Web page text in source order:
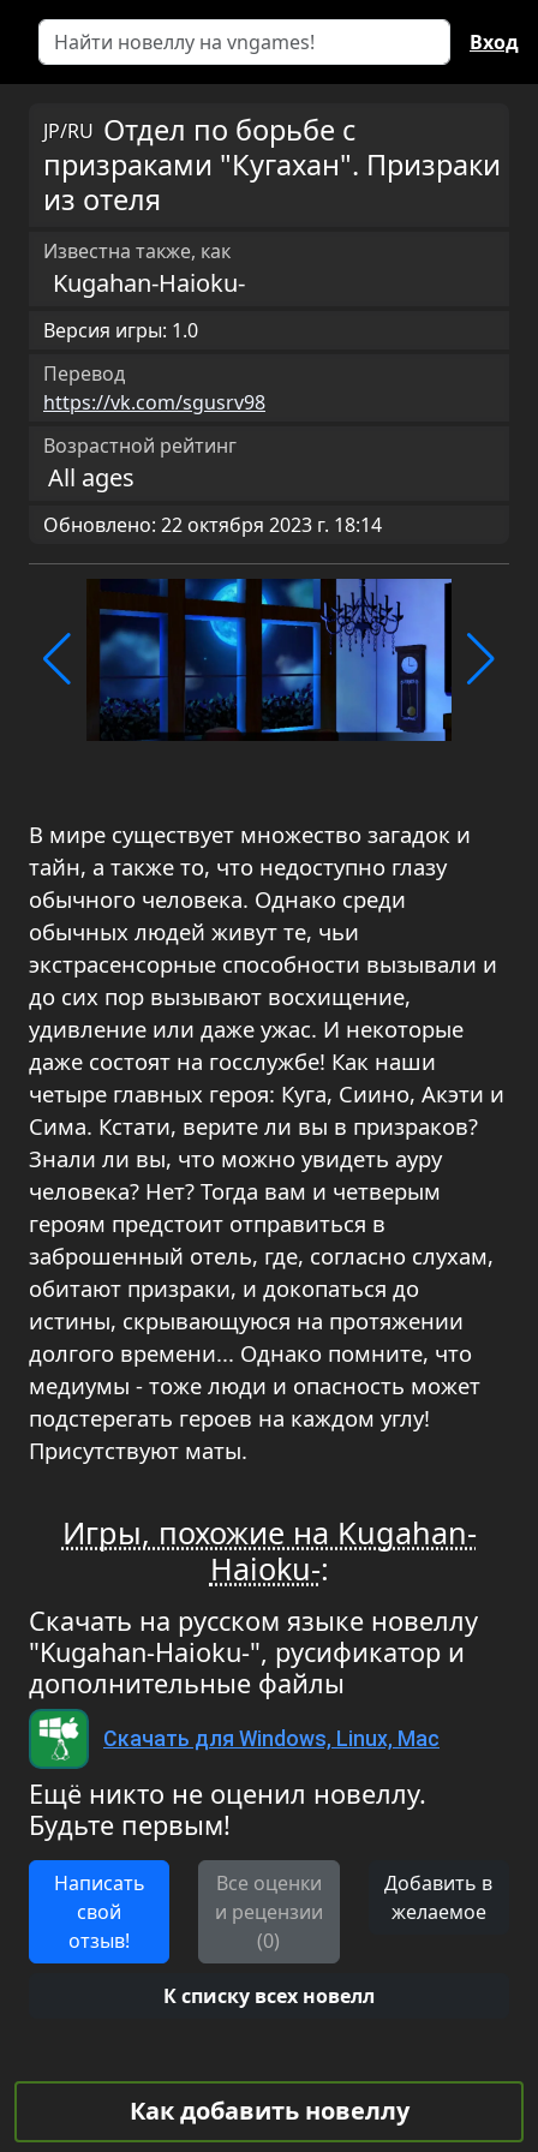
Вход
JP/RU Отдел по борьбе с
призраками "Кугахан". Призраки
из отеля
Известна также, как
Kugahan-Haioku-
Версия игры: 1.0
Перевод
https://vk.com/sgusrv98
Возрастной рейтинг
All ages
Обновлено: 22 октября 2023 г. 18:14
В мире существует множество загадок и
тайн, а также то, что недоступно глазу
обычного человека. Однако среди
обычных людей живут те, чьи
экстрасенсорные способности вызывали и
до сих пор вызывают восхищение,
удивление или даже ужас. И некоторые
даже состоят на госслужбе! Как наши
четыре главных героя: Куга, Сиино, Акэти и
Сима. Кстати, верите ли вы в призраков?
Знали ли вы, что можно увидеть ауру
человека? Нет? Тогда вам и четверым
героям предстоит отправиться в
заброшенный отель, где, согласно слухам,
обитают призраки, и докопаться до
истины, скрывающуюся на протяжении
долгого времени... Однако помните, что
медиумы - тоже люди и опасность может
подстерегать героев на каждом углу!
Присутствуют маты.
Игры, похожие на Kugahan-
Haioku-:
Скачать на русском языке новеллу
"Kugahan-Haioku-", русификатор и
дополнительные файлы
Скачать для Windows, Linux, Mac
Ещё никто не оценил новеллу.
Будьте первым!
Написать
свой
отзыв!
Все оценки
и рецензии
(0)
Добавить в
желаемое
К списку всех новелл
Как добавить новеллу